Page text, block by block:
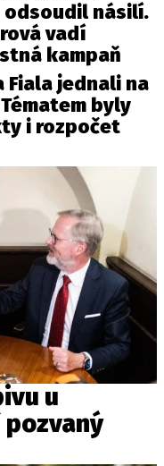
odsoudil násilí.
vadí
kampaň
Fiala jednali na
byly
i rozpočet
u